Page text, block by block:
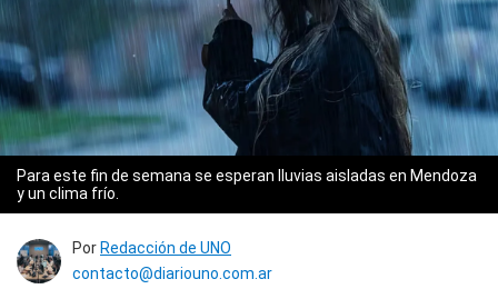
Para este fin de semana se esperan lluvias aisladas en Mendoza
y un clima frío.
Por Redacción de UNO
contacto@diariouno.com.ar